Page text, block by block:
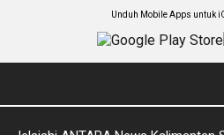
Unduh Mobile Apps untuk